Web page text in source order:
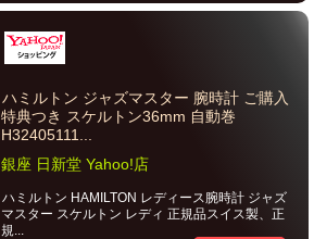
ハミルトン ジャズマスター 腕時計 ご購入
特典つき スケルトン36mm 自動巻
H32405111...
銀座 日新堂 Yahoo!店
ハミルトン HAMILTON レディース腕時計 ジャズ
マスター スケルトン レディ 正規品スイス製、正
規...